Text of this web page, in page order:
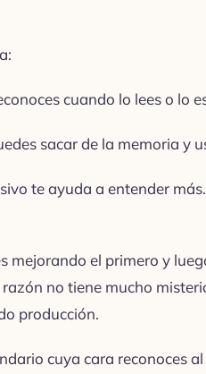
cuando lo lees o lo
sacar de la memoria y
te ayuda a entender
mejorando el primero y
no tiene mucho
producción.
cuya cara reconoces